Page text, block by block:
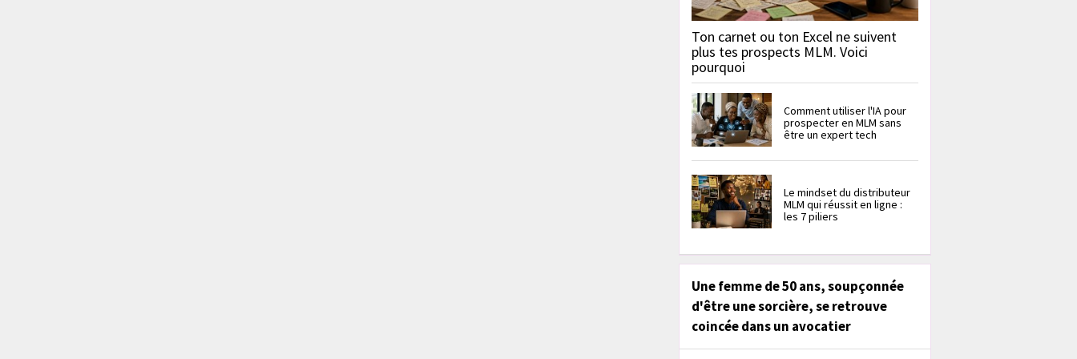
Ton carnet ou ton Excel ne suivent
plus tes prospects MLM. Voici
pourquoi
Comment utiliser l'IA pour
prospecter en MLM sans
être un expert tech
Le mindset du distributeur
MLM qui réussit en ligne :
les 7 piliers
Une femme de 50 ans, soupçonnée
d'être une sorcière, se retrouve
coincée dans un avocatier